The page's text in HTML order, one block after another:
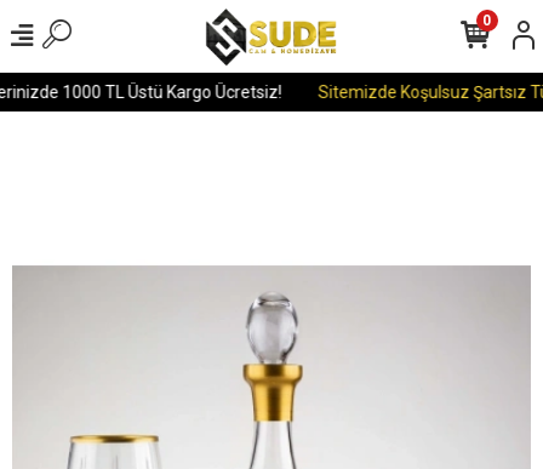
1000 TL Üstü Kargo Ücretsiz! Sitemizde Koşulsuz Şartsız
0